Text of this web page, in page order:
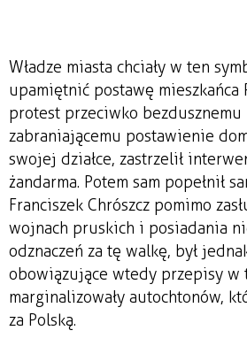
Władze miasta chciały w ten
upamiętnić postawę mieszkańca
protest przeciwko
zabraniającemu postawienie
swojej działce, zastrzelił
żandarma. Potem sam popełnił
Franciszek Chrószcz pomimo
wojnach pruskich i posiadania
odznaczeń za tę walkę, był
obowiązujące wtedy przepisy w
marginalizowały autochtonów,
za Polską.